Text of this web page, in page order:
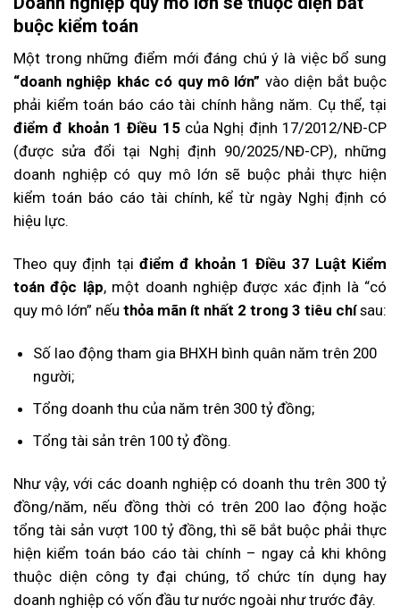
buộc kiểm toán
Một trong những điểm mới đáng chú ý là việc bổ sung
“doanh nghiệp khác có quy mô lớn” vào diện bắt buộc
phải kiểm toán báo cáo tài chính hằng năm. Cụ thể, tại
điểm đ khoản 1 Điều 15của Nghị định 17/2012/NĐ-CP
(được sửa đổi tại Nghị định 90/2025/NĐ-CP), những
doanh nghiệp có quy mô lớn sẽ buộc phải thực hiện
kiểm toán báo cáo tài chính, kể từ ngày Nghị định có
hiệu lực.
Theo quy định tại điểm đ khoản 1 Điều 37 Luật Kiểm
toán độc lập, một doanh nghiệp được xác định là “có
quy mô lớn” nếu thỏa mãn ít nhất 2 trong 3 tiêu chísau:
Số lao động tham gia BHXH bình quân năm trên 200
người;
Tổng doanh thu của năm trên 300 tỷ đồng;
Tổng tài sản trên 100 tỷ đồng.
Như vậy, với các doanh nghiệp có doanh thu trên 300 tỷ
đồng/năm, nếu đồng thời có trên 200 lao động hoặc
tổng tài sản vượt 100 tỷ đồng, thì sẽ bắt buộc phải thực
hiện kiểm toán báo cáo tài chính – ngay cả khi không
thuộc diện công ty đại chúng, tổ chức tín dụng hay
doanh nghiệp có vốn đầu tư nước ngoài như trước đây.